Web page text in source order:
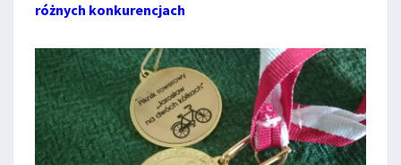
różnych konkurencjach